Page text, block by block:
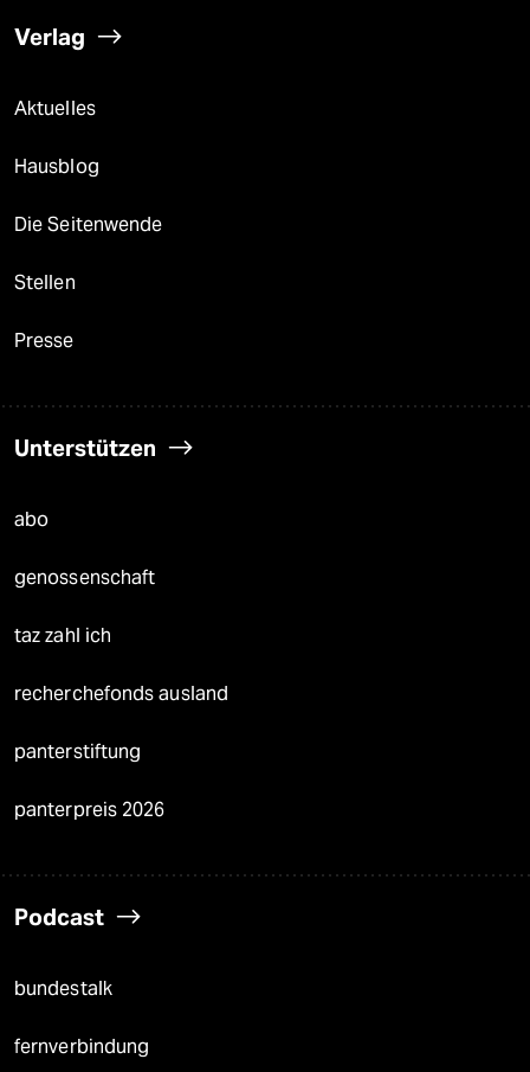
Verlag
Aktuelles
Hausblog
Die Seitenwende
Stellen
Presse
Unterstützen
abo
genossenschaft
taz zahl ich
recherchefonds ausland
panterstiftung
panterpreis 2026
Podcast
bundestalk
fernverbindung